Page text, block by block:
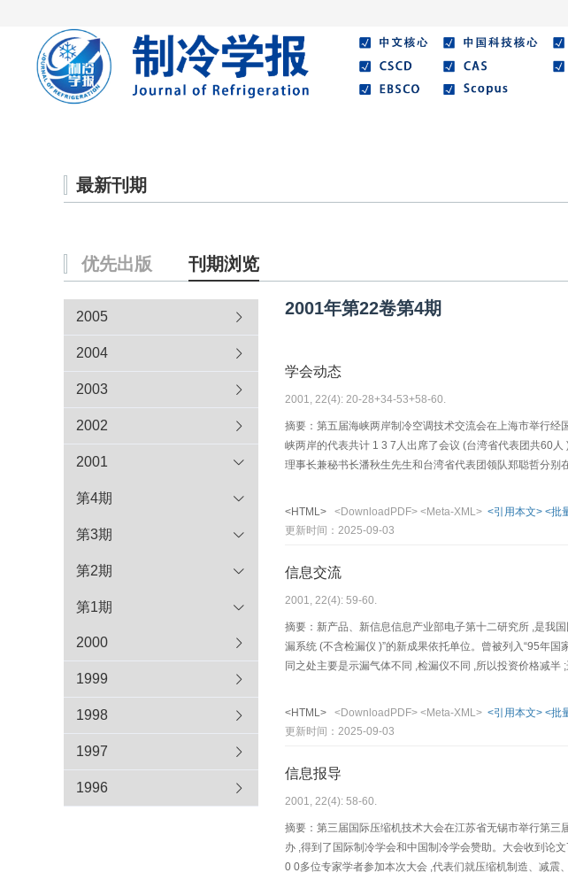
最新刊期
优先出版 刊期浏览
2005
2004
2003
2002
2001
第4期
第3期
第2期
第1期
2000
1999
1998
1997
1996
2001年第22卷第4期
学会动态
2001, 22(4): 20-28+34-53+58-60.
摘要：第五届海峡两岸制冷空调技术交流会在上海市举行
峡两岸的代表共计 1 3 7人出席了会议 (台湾省代表团共60
理事长兼秘书长潘秋生先生和台湾省代表团领队郑聪哲分别
<HTML>
<DownloadPDF> <Meta-XML> <引用本文> <批
更新时间：2025-09-03
信息交流
2001, 22(4): 59-60.
摘要：新产品、新信息信息产业部电子第十二研究所 ,是我
漏系统 (不含检漏仪 )”的新成果依托单位。曾被列入“95年
同之处主要是示漏气体不同 ,检漏仪不同 ,所以投资价格减
<HTML>
<DownloadPDF> <Meta-XML> <引用本文> <批
更新时间：2025-09-03
信息报导
2001, 22(4): 58-60.
摘要：第三届国际压缩机技术大会在江苏省无锡市举行第
办 ,得到了国际制冷学会和中国制冷学会赞助。大会收到论
0 0多位专家学者参加本次大会 ,代表们就压缩机制造、减震